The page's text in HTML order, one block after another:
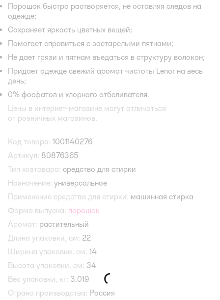
Порошок быстро растворяется, не оставляя следов на
одежде;
Сохраняет яркость цветных вещей;
Помогает справиться с застарелыми пятнами;
Не дает грязи и пятнам въедаться в структуру волокон;
Придает одежде свежий аромат чистоты Lenor на весь
день;
0% фосфатов и хлорного отбеливателя.
Цены в интернет-магазине могут отличаться
от розничных магазинов.
Код товара: 1001140276
Артикул: 80876365
Тип хозтовара: средство для стирки
Назначение: универсальное
Применение средства для стирки: машинная стирка
Форма выпуска: порошок
Аромат: растительный
Длина упаковки, см: 22
Ширина упаковки, см: 14
Высота упаковки, см: 34
Вес упаковки, кг: 3.019
Страна производства: Россия